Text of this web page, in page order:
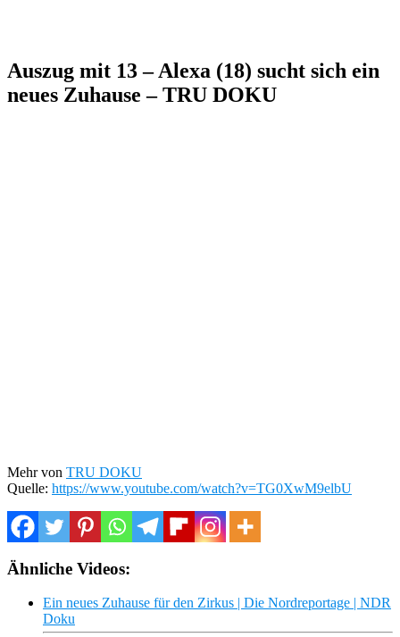
Auszug mit 13 – Alexa (18) sucht sich ein
neues Zuhause – TRU DOKU
Mehr von TRU DOKU
Quelle: https://www.youtube.com/watch?v=TG0XwM9elbU
Ähnliche Videos:
Ein neues Zuhause für den Zirkus | Die Nordreportage | NDR
Doku